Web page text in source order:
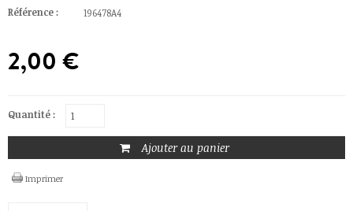
Référence : 196478A4
2,00 €
Quantité :
Imprimer